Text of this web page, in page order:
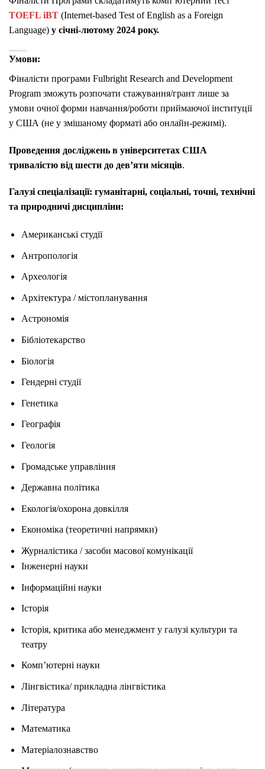
TOEFL iBT (Internet-based Test of English as a Foreign
Language) у січні-лютому 2024 року.
Умови:
Фіналісти програми Fulbright Research and Development
Program зможуть розпочати стажування/грант лише за
умови очної форми навчання/роботи приймаючої інституції
у США (не у змішаному форматі або онлайн-режимі).
Проведення досліджень в університетах США
тривалістю від шести до дев’яти місяців.
Галузі спеціалізації: гуманітарні, соціальні, точні, технічні
та природничі дисципліни:
Американські студії
Антропологія
Археологія
Архітектура / містопланування
Астрономія
Бібліотекарство
Біологія
Гендерні студії
Генетика
Географія
Геологія
Громадське управління
Державна політика
Екологія/охорона довкілля
Економіка (теоретичні напрямки)
Журналістика / засоби масової комунікації
Інженерні науки
Інформаційні науки
Історія
Історія, критика або менеджмент у галузі культури та
театру
Комп’ютерні науки
Лінгвістика/ прикладна лінгвістика
Література
Математика
Матеріалознавство